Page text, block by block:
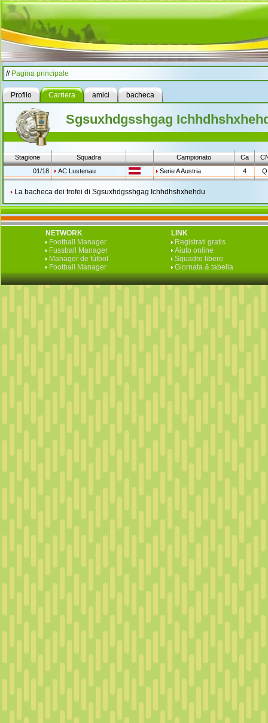
// Pagina principale
Profilo Carriera amici bacheca
Sgsuxhdgsshgag
Stagione Squadra Campionato Ca
01/18
AC Lustenau Serie A Austria 4 Q
La bacheca dei trofei di Sgsuxhdgsshgag Ichhdhshxhehdu
NETWORK
Football Manager
Fussball Manager
Manager de fútbol
Football Manager
LINK
Registrati gratis
Aiuto online
Squadre libere
Giornata & tabella